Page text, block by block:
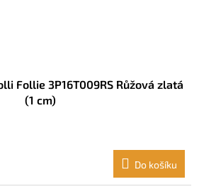
Follie 3P16T009RS Růžová zlatá
(1 cm)
Do košíku